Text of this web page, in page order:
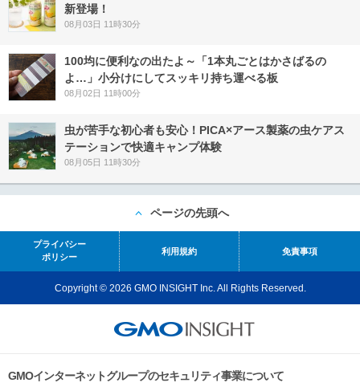
新登場！
08月03日 11時30分
100均に便利なの出たよ～「1本丸ごとはかさばるの
よ…」小分けにしてスッキリ持ち運べる板
08月02日 11時00分
虫が苦手な初心者も安心！PICA×アース製薬の虫ケアス
テーションで快適キャンプ体験
08月05日 11時30分
ページの先頭へ
プライバシー
ポリシー
利用規約 免責事項
Copyright © 2026 GMO INSIGHT Inc. All Rights Reserved.
GMOインターネットグループのセキュリティ事業について